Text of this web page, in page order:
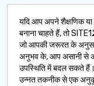
यदि आप अपने शैक्षणिक
बनाना चाहते हैं, तो
जो आपकी जरूरत के अनुसार
अनुभव के, आप असानी से
उपस्थिति में बदल सकते
उन्नत तकनीक से एक